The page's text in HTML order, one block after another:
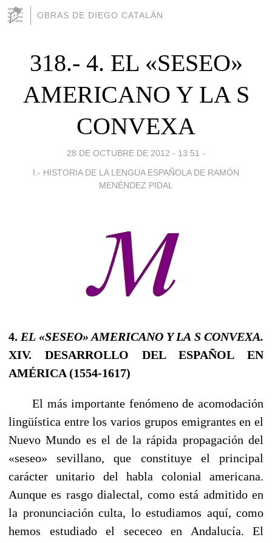
OBRAS DE DIEGO CATALÁN
318.- 4. EL «SESEO»
AMERICANO Y LA S
CON­VEXA
28 DE OCTUBRE DE 2012 - 13:51 -
I.- HISTORIA DE LA LENGUA ESPAÑOLA DE RAMÓN
MENÉNDEZ PIDAL
4. EL «SESEO» AMERICANO Y LA SCON­VEXA.
XIV. DESARROLLO DEL ESPAÑOL EN
AMÉRICA (1554-1617)
El más importante fenómeno de acomodación
lingüística entre los varios grupos emigrantes en el
Nuevo Mundo es el de la rápida propagación del
«seseo» sevillano, que constituye el principal
carácter unitario del habla colonial americana.
Aunque es rasgo dialectal, como está admitido en
la pronun­ciación culta, lo estudiamos aquí, como
hemos estudiado el sececeo en Andalucía. El